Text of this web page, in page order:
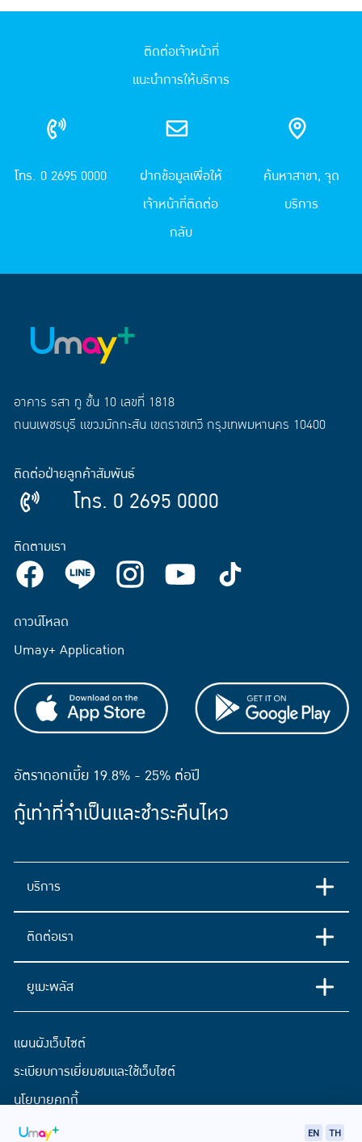
ติดต่อเจ้าหน้าที่
แนะนำการให้บริการ
โทร. 0 2695 0000
ฝากข้อมูลเพื่อให้
เจ้าหน้าที่ติดต่อ
กลับ
ค้นหาสาขา, จุด
บริการ
อาคาร รสา ทู ชั้น 10 เลขที่ 1818
ถนนเพชรบุรี แขวงมักกะสัน เขตราชเทวี กรุงเทพมหานคร 10400
ติดต่อฝ่ายลูกค้าสัมพันธ์
โทร. 0 2695 0000
ติดตามเรา
ดาวน์โหลด
Umay+ Application
อัตราดอกเบี้ย 19.8% - 25% ต่อปี
กู้เท่าที่จำเป็นและชำระคืนไหว
บริการ
ติดต่อเรา
ยูเมะพลัส
แผนผังเว็บไซต์
ระเบียบการเยี่ยมชมและใช้เว็บไซต์
นโยบายคุกกี้
ประกาศการคุ้มครองข้อมูลส่วนบุคคล
EN TH